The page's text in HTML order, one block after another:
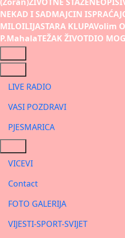
NEKAD I SADMAJCIN ISPRAĆAJ
MILOILIJASTARA KLUPAVolim
P.MahalaTEŽAK ŽIVOTDIO
LIVE RADIO
VASI POZDRAVI
PJESMARICA
VICEVI
Contact
FOTO GALERIJA
VIJESTI-SPORT-SVIJET